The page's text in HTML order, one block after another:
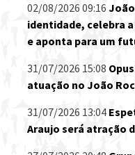
02/08/2026 09:16
identidade, celebra
e aponta para um
31/07/2026 15:08
atuação no João
31/07/2026 13:04
Araujo será atração